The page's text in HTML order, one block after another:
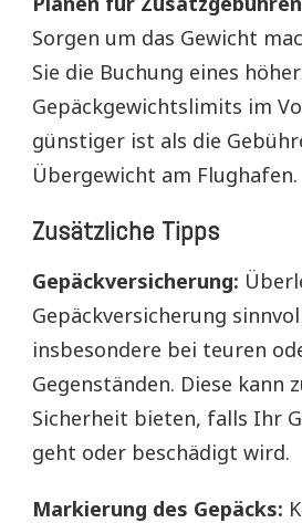
Sorgen um das Gewicht
Sie die Buchung eines
Gepäckgewichtslimits im
günstiger ist als die
Übergewicht am Flughafen.
Zusätzliche Tipps
Gepäckversicherung:
Gepäckversicherung
insbesondere bei teuren
Gegenständen. Diese kann
Sicherheit bieten, falls Ihr
geht oder beschädigt wird.
Markierung des Gepäcks: